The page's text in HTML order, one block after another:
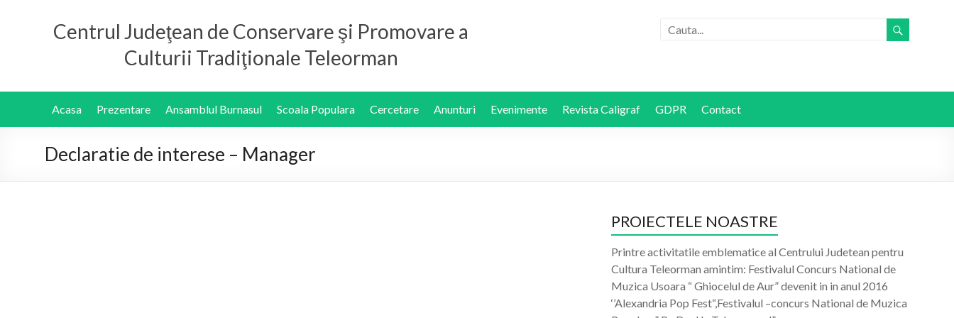
Centrul Judeţean de Conservare şi Promovare a
Culturii Tradiţionale Teleorman
Acasa Prezentare Ansamblul Burnasul Scoala Populara Cercetare Anunturi Evenimente Revista Caligraf GDPR Contact
Declaratie de interese – Manager
PROIECTELE NOASTRE
Printre activitatile emblematice al Centrului Judetean pentru
Cultura Teleorman amintim: Festivalul Concurs National de
Muzica Usoara “ Ghiocelul de Aur” devenit in in anul 2016
‘’Alexandria Pop Fest“,Festivalul –concurs National de Muzica